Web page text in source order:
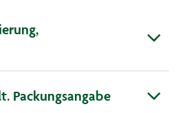
Packungsangabe